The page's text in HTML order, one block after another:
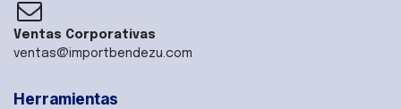
Ventas Corporativas
ventas@importbendezu.com
Herramientas